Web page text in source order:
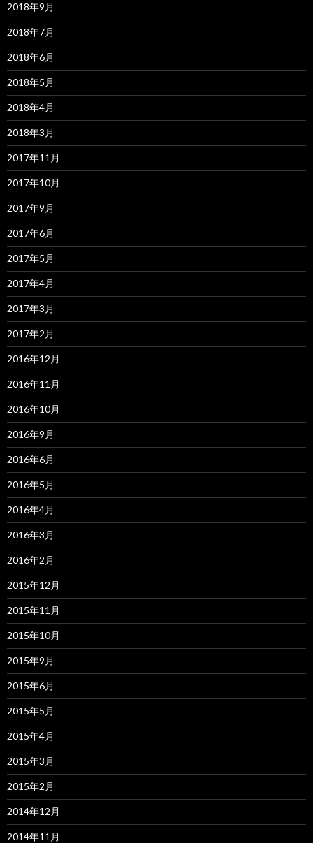
2018年9月
2018年7月
2018年6月
2018年5月
2018年4月
2018年3月
2017年11月
2017年10月
2017年9月
2017年6月
2017年5月
2017年4月
2017年3月
2017年2月
2016年12月
2016年11月
2016年10月
2016年9月
2016年6月
2016年5月
2016年4月
2016年3月
2016年2月
2015年12月
2015年11月
2015年10月
2015年9月
2015年6月
2015年5月
2015年4月
2015年3月
2015年2月
2014年12月
2014年11月